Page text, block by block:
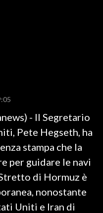
- Il Segretario
Pete Hegseth, ha
stampa che la
per guidare le navi
di Hormuz è
nonostante
Uniti e Iran di